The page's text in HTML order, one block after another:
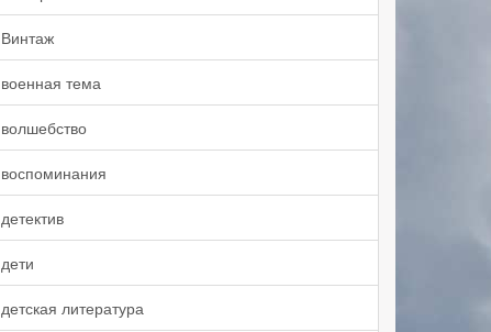
Винтаж
военная тема
волшебство
воспоминания
детектив
дети
детская литература